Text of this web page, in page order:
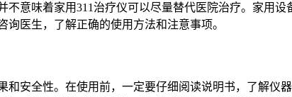
不意味着家用311治疗仪可以尽量替代医院治疗。家用
医生，了解正确的使用方法和注意事项。
和安全性。在使用前，一定要仔细阅读说明书，了解